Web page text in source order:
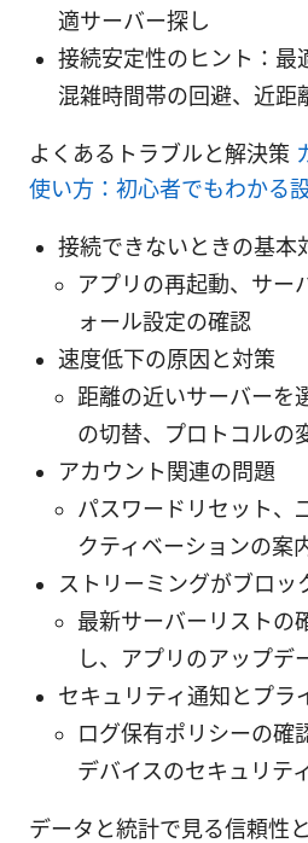
適サーバー探し
接続安定性のヒント：最
混雑時間帯の回避、近距
よくあるトラブルと解決策
使い方：初心者でもわかる
接続できないときの基本
アプリの再起動、サー
ォール設定の確認
速度低下の原因と対策
距離の近いサーバーを
の切替、プロトコルの
アカウント関連の問題
パスワードリセット、
クティベーションの案
ストリーミングがブロッ
最新サーバーリストの
し、アプリのアップデ
セキュリティ通知とプラ
ログ保有ポリシーの確
デバイスのセキュリテ
データと統計で見る信頼性